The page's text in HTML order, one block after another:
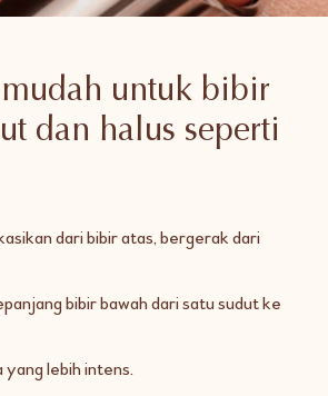
untuk bibir
dan halus seperti
dari bibir atas, bergerak dari
bibir bawah dari satu sudut ke
yang lebih intens.